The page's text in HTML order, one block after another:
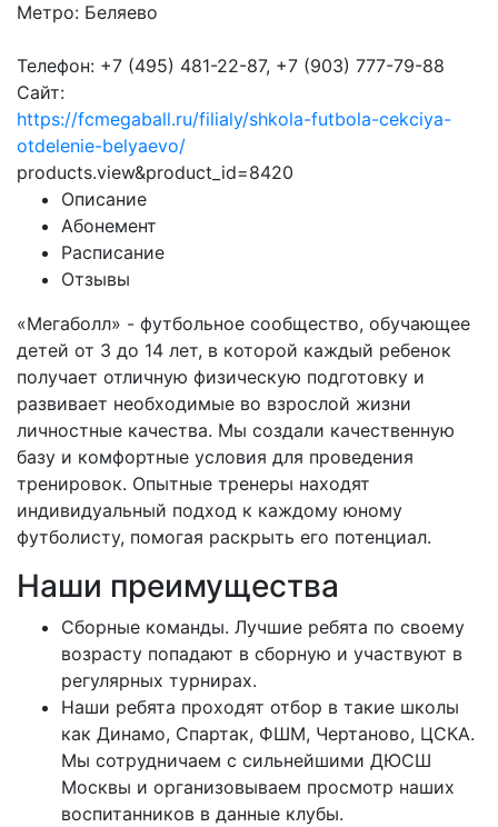
Метро: Беляево
Телефон: +7 (495) 481-22-87, +7 (903) 777-79-88
Сайт:
https://fcmegaball.ru/filialy/shkola-futbola-cekciya-
otdelenie-belyaevo/
products.view&product_id=8420
Описание
Абонемент
Расписание
Отзывы
«Мегаболл» - футбольное сообщество, обучающее
детей от 3 до 14 лет, в которой каждый ребенок
получает отличную физическую подготовку и
развивает необходимые во взрослой жизни
личностные качества. Мы создали качественную
базу и комфортные условия для проведения
тренировок. Опытные тренеры находят
индивидуальный подход к каждому юному
футболисту, помогая раскрыть его потенциал.
Наши преимущества
Сборные команды. Лучшие ребята по своему
возрасту попадают в сборную и участвуют в
регулярных турнирах.
Наши ребята проходят отбор в такие школы
как Динамо, Спартак, ФШМ, Чертаново, ЦСКА.
Мы сотрудничаем с сильнейшими ДЮСШ
Москвы и организовываем просмотр наших
воспитанников в данные клубы.